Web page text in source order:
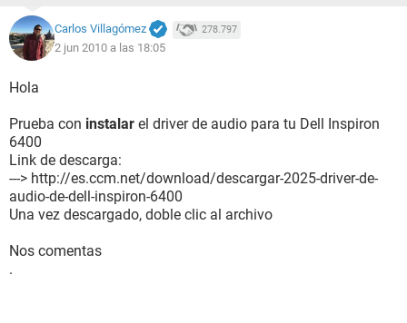
Carlos Villagómez 278.797
2 jun 2010 a las 18:05
Hola
Prueba con instalar el driver de audio para tu Dell Inspiron
6400
Link de descarga:
---> http://es.ccm.net/download/descargar-2025-driver-de-
audio-de-dell-inspiron-6400
Una vez descargado, doble clic al archivo
Nos comentas
.